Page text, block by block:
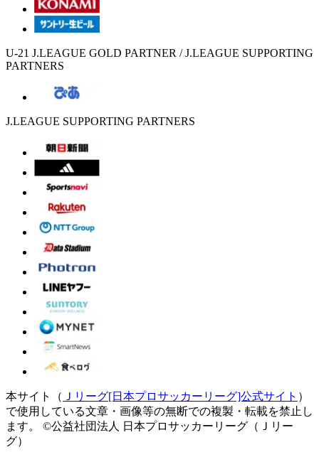
U-21 J.LEAGUE GOLD PARTNER / J.LEAGUE SUPPORTING
PARTNERS
J.LEAGUE SUPPORTING PARTNERS
本サイト（ Ｊリーグ[日本プロサッカーリーグ]公式サイト ）
で使用している文章・画像等の無断での複製・転載を禁止し
ます。
©公益社団法人 日本プロサッカーリーグ（Ｊリー
グ）